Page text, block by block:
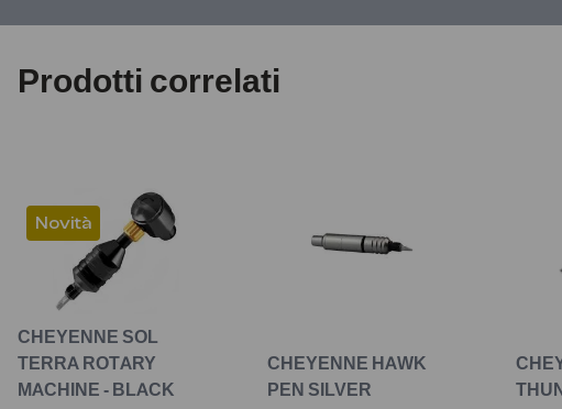
Prodotti correlati
Novità
CHEYENNE SOL
TERRA ROTARY
MACHINE - BLACK
CHEYENNE HAWK
PEN SILVER